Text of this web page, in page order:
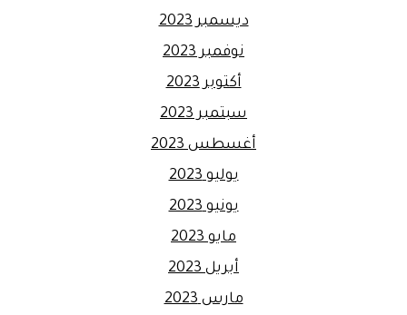
ديسمبر 2023
نوفمبر 2023
أكتوبر 2023
سبتمبر 2023
أغسطس 2023
يوليو 2023
يونيو 2023
مايو 2023
أبريل 2023
مارس 2023